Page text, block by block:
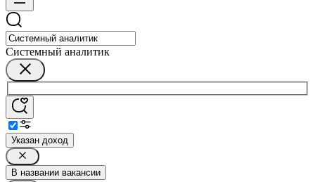
Системный аналитик
Указан доход
В названии вакансии